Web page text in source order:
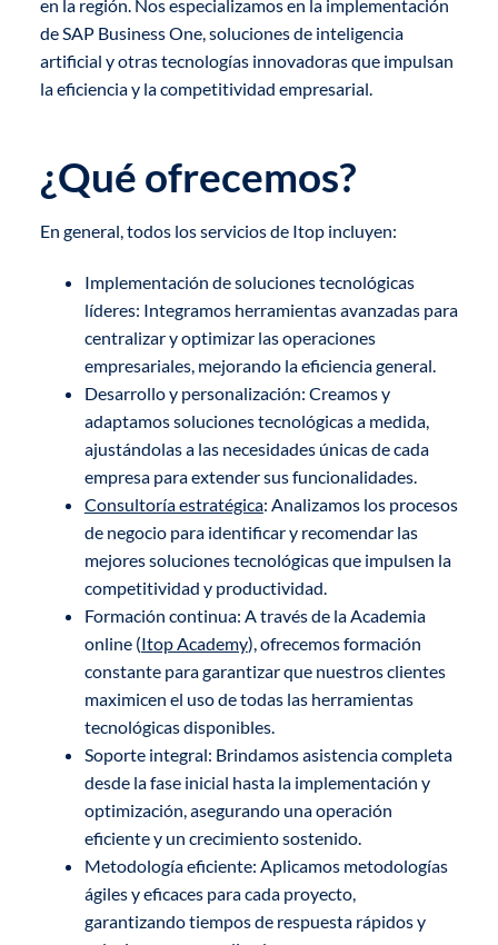
en la región. Nos especializamos en la implementación
de SAP Business One, soluciones de inteligencia
artificial y otras tecnologías innovadoras que impulsan
la eficiencia y la competitividad empresarial.
¿Qué ofrecemos?
En general, todos los servicios de Itop incluyen:
Implementación de soluciones tecnológicas
líderes: Integramos herramientas avanzadas para
centralizar y optimizar las operaciones
empresariales, mejorando la eficiencia general.
Desarrollo y personalización: Creamos y
adaptamos soluciones tecnológicas a medida,
ajustándolas a las necesidades únicas de cada
empresa para extender sus funcionalidades.
Consultoría estratégica: Analizamos los procesos
de negocio para identificar y recomendar las
mejores soluciones tecnológicas que impulsen la
competitividad y productividad.
Formación continua: A través de la Academia
online (Itop Academy), ofrecemos formación
constante para garantizar que nuestros clientes
maximicen el uso de todas las herramientas
tecnológicas disponibles.
Soporte integral: Brindamos asistencia completa
desde la fase inicial hasta la implementación y
optimización, asegurando una operación
eficiente y un crecimiento sostenido.
Metodología eficiente: Aplicamos metodologías
ágiles y eficaces para cada proyecto,
garantizando tiempos de respuesta rápidos y